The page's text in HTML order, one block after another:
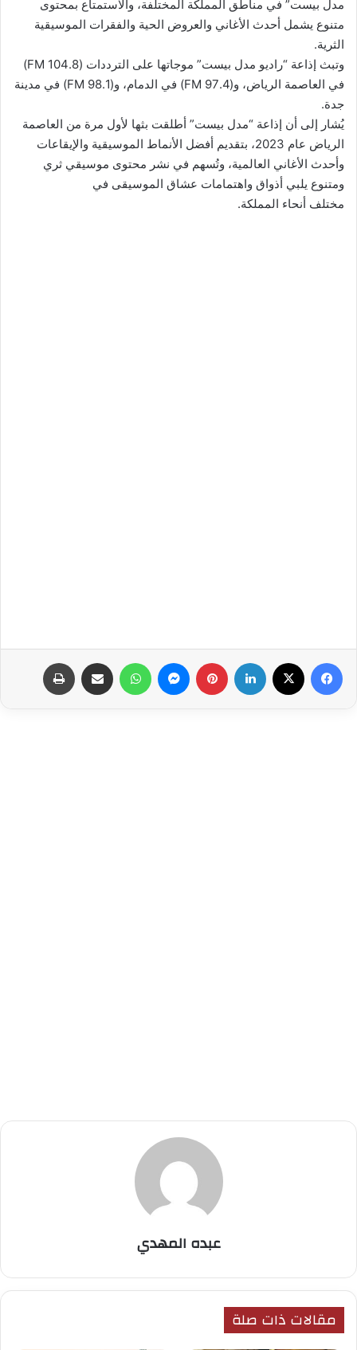
مدل بيست” في مناطق المملكة المختلفة، والاستمتاع بمحتوى
متنوع يشمل أحدث الأغاني والعروض الحية والفقرات الموسيقية
الثرية.
وتبث إذاعة “راديو مدل بيست” موجاتها على الترددات (104.8 FM)
في العاصمة الرياض، و(97.4 FM) في الدمام، و(98.1 FM) في مدينة
جدة.
يُشار إلى أن إذاعة “مدل بيست” أطلقت بثها لأول مرة من العاصمة
الرياض عام 2023، بتقديم أفضل الأنماط الموسيقية والإيقاعات
وأحدث الأغاني العالمية، وتُسهم في نشر محتوى موسيقي ثري
ومتنوع يلبي أذواق واهتمامات عشاق الموسيقى في
مختلف أنحاء المملكة.
عبده المهدي
مقالات ذات صلة